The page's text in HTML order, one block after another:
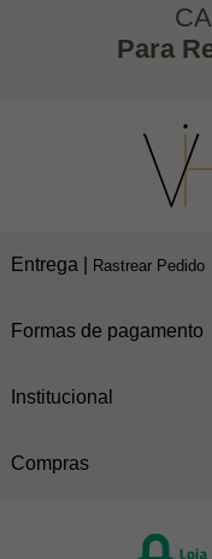
Para
Entrega | Rastrear Pedido
Formas de pagamento
Institucional
Compras